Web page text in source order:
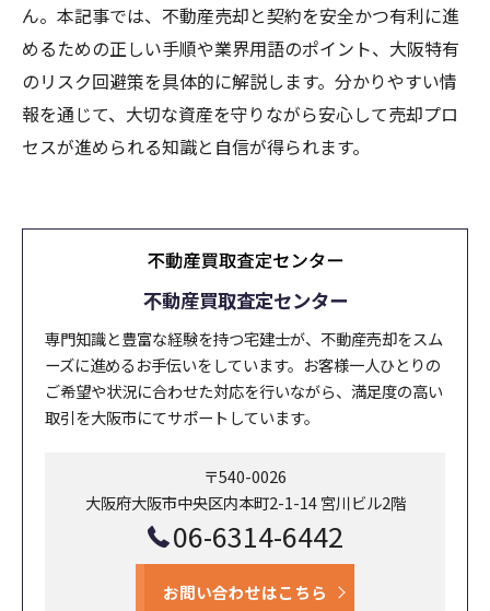
ん。本記事では、不動産売却と契約を安全かつ有利に進
めるための正しい手順や業界用語のポイント、大阪特有
のリスク回避策を具体的に解説します。分かりやすい情
報を通じて、大切な資産を守りながら安心して売却プロ
セスが進められる知識と自信が得られます。
不動産買取査定センター
専門知識と豊富な経験を持つ宅建士が、不動産売却をスム
ーズに進めるお手伝いをしています。お客様一人ひとりの
ご希望や状況に合わせた対応を行いながら、満足度の高い
取引を大阪市にてサポートしています。
〒540-0026
大阪府大阪市中央区内本町2-1-14 宮川ビル2階
06-6314-6442
お問い合わせはこちら